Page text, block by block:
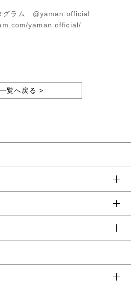
グラム @yaman.official
yaman.official/
一覧へ戻る >
は